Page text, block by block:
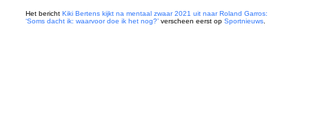
Het bericht Kiki Bertens kijkt na mentaal zwaar 2021 uit naar Roland Garros:
‘Soms dacht ik: waarvoor doe ik het nog?’verscheen eerst op Sportnieuws.